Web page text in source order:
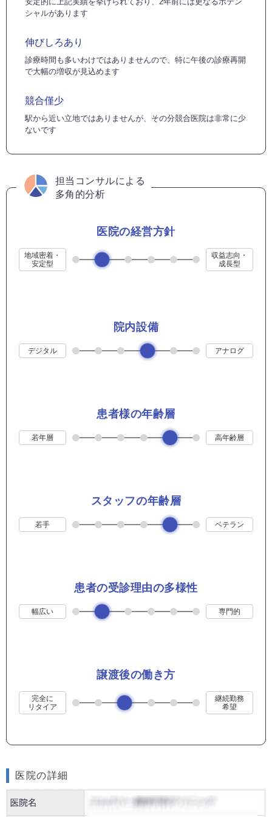
シャルがあります
伸びしろあり
診療時間も多いわけではありませんので、特に午後の診療再開
で大幅の増収が見込めます
競合僅少
駅から近い立地ではありませんが、その分競合医院は非常に少
ないです
担当コンサルによる
多角的分析
医院の経営方針
地域密着・
安定型
収益志向・
成長型
院内設備
デジタル アナログ
患者様の年齢層
若年層 高年齢層
スタッフの年齢層
若手 ベテラン
患者の受診理由の多様性
幅広い 専門的
譲渡後の働き方
完全に
リタイア
継続勤務
希望
医院の詳細